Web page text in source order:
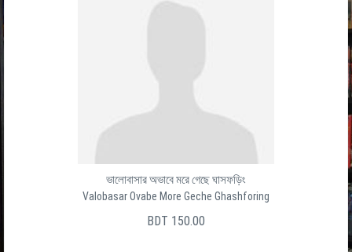
ভালোবাসার অভাবে মরে গেছে ঘাসফড়িং
Valobasar Ovabe More Geche Ghashforing
BDT 150.00